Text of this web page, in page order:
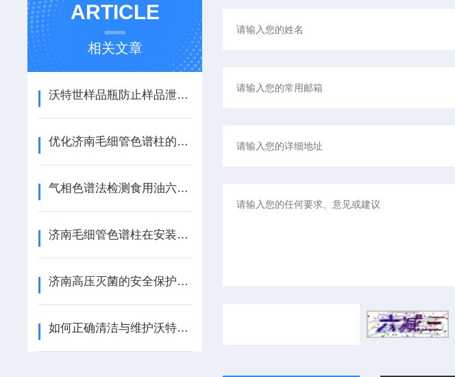
ARTICLE
相关文章
沃特世样品瓶防止样品泄漏和污染
优化济南毛细管色谱柱的分离效率与分析精度
气相色谱法检测食用油六号溶剂残留
济南毛细管色谱柱在安装前的准备和注意事项
济南高压灭菌的安全保护装置和灭菌前的准备工作
如何正确清洁与维护沃特世样品瓶？